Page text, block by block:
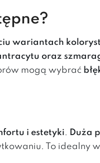
wariantach
oraz
mogą wybrać
i estetyki. Duża
To idealny